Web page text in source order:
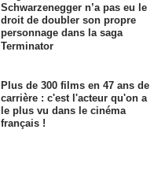
Schwarzenegger n’a pas eu le
droit de doubler son propre
personnage dans la saga
Terminator
Plus de 300 films en 47 ans de
carrière : c'est l'acteur qu'on a
le plus vu dans le cinéma
français !